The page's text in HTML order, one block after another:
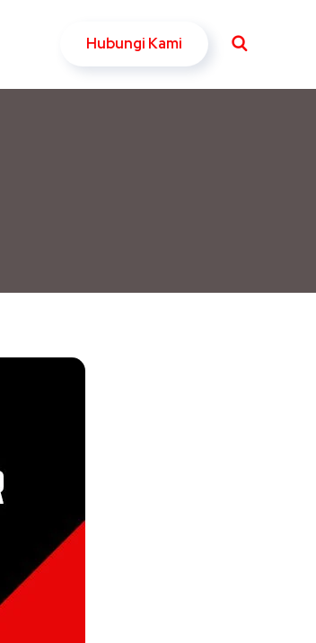
Hubungi Kami